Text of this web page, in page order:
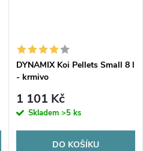
DYNAMIX Koi Pellets Small 8 l
- krmivo
1 101 Kč
Skladem >5 ks
DO KOŠÍKU